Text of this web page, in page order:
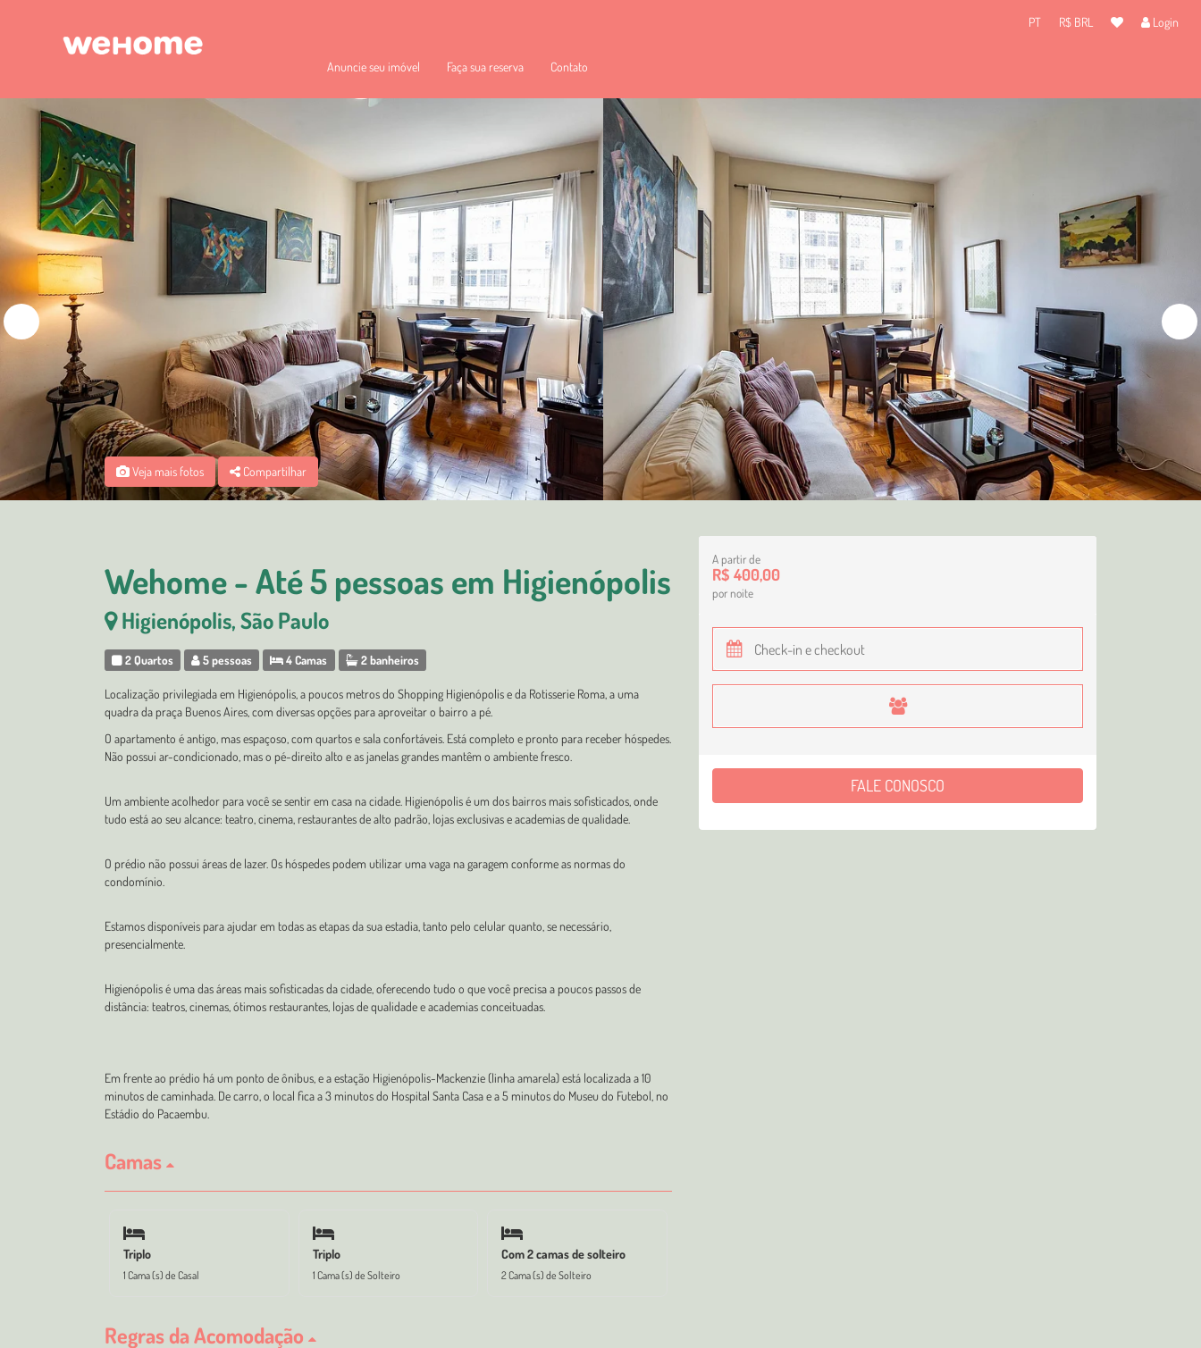
PT R$ BRL Login
Anuncie seu imóvel Faça sua reserva Contato
Veja mais fotos Compartilhar
Wehome - Até 5 pessoas em Higienópolis
Higienópolis, São Paulo
2 Quartos 5 pessoas 4 Camas 2 banheiros
Localização privilegiada em Higienópolis, a poucos metros do Shopping Higienópolis e da Rotisserie Roma, a uma
quadra da praça Buenos Aires, com diversas opções para aproveitar o bairro a pé.
O apartamento é antigo, mas espaçoso, com quartos e sala confortáveis. Está completo e pronto para receber hóspedes.
Não possui ar-condicionado, mas o pé-direito alto e as janelas grandes mantêm o ambiente fresco.
Um ambiente acolhedor para você se sentir em casa na cidade. Higienópolis é um dos bairros mais sofisticados, onde
tudo está ao seu alcance: teatro, cinema, restaurantes de alto padrão, lojas exclusivas e academias de qualidade.
O prédio não possui áreas de lazer. Os hóspedes podem utilizar uma vaga na garagem conforme as normas do
condomínio.
Estamos disponíveis para ajudar em todas as etapas da sua estadia, tanto pelo celular quanto, se necessário,
presencialmente.
Higienópolis é uma das áreas mais sofisticadas da cidade, oferecendo tudo o que você precisa a poucos passos de
distância: teatros, cinemas, ótimos restaurantes, lojas de qualidade e academias conceituadas.
Em frente ao prédio há um ponto de ônibus, e a estação Higienópolis-Mackenzie (linha amarela) está localizada a 10
minutos de caminhada. De carro, o local fica a 3 minutos do Hospital Santa Casa e a 5 minutos do Museu do Futebol, no
Estádio do Pacaembu.
Camas
Triplo
1 Cama (s) de Casal
Triplo
1 Cama (s) de Solteiro
Com 2 camas de solteiro
2 Cama (s) de Solteiro
Regras da Acomodação
A partir de
R$ 400,00
por noite
FALE CONOSCO